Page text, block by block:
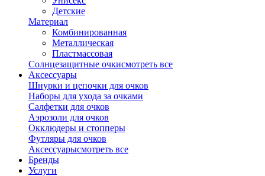
Детские
Материал
Комбинированная
Металлическая
Пластмассовая
Солнцезащитные очкисмотреть все
Аксессуары
Шнурки и цепочки для очков
Наборы для ухода за очками
Салфетки для очков
Аэрозоли для очков
Окклюдеры и стопперы
Футляры для очков
Аксессуарысмотреть все
Бренды
Услуги